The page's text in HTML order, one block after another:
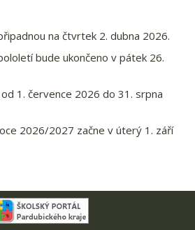
na čtvrtek 2. dubna 2026.
bude ukončeno v pátek 26.
1. července 2026 do 31. srpna
2026/2027 začne v úterý 1. září